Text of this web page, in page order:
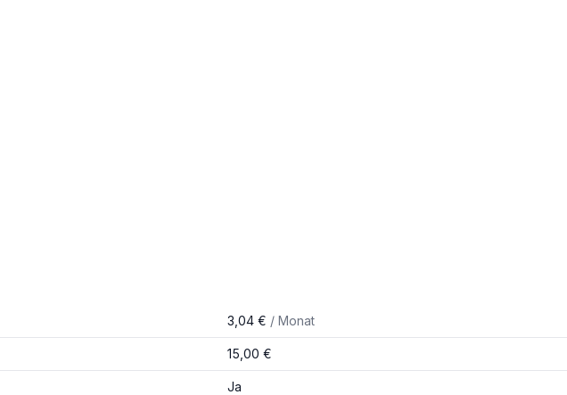
3,04 € / Monat
15,00 €
Ja